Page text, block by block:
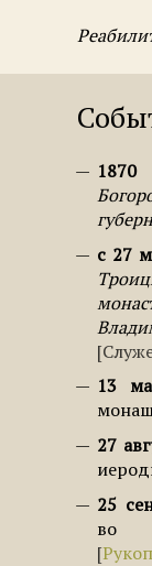
с 27
13
27
25